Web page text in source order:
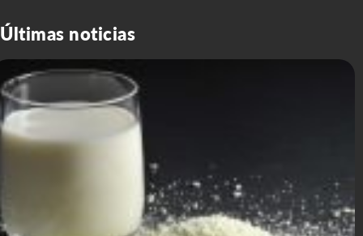
Últimas noticias